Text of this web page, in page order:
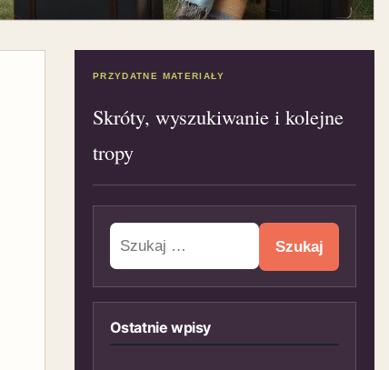
PRZYDATNE MATERIAŁY
Skróty, wyszukiwanie i kolejne
tropy
Szukaj:
Ostatnie wpisy